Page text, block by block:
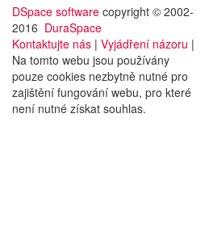
DSpace software copyright © 2002-
2016 DuraSpace
Kontaktujte nás | Vyjádření názoru |
Na tomto webu jsou používány
pouze cookies nezbytně nutné pro
zajištění fungování webu, pro které
není nutné získat souhlas.